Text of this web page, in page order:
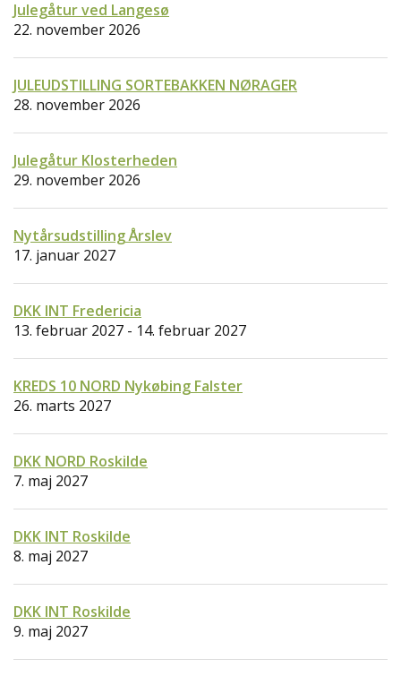
Julegåtur ved Langesø
22. november 2026
JULEUDSTILLING SORTEBAKKEN NØRAGER
28. november 2026
Julegåtur Klosterheden
29. november 2026
Nytårsudstilling Årslev
17. januar 2027
DKK INT Fredericia
13. februar 2027 - 14. februar 2027
KREDS 10 NORD Nykøbing Falster
26. marts 2027
DKK NORD Roskilde
7. maj 2027
DKK INT Roskilde
8. maj 2027
DKK INT Roskilde
9. maj 2027